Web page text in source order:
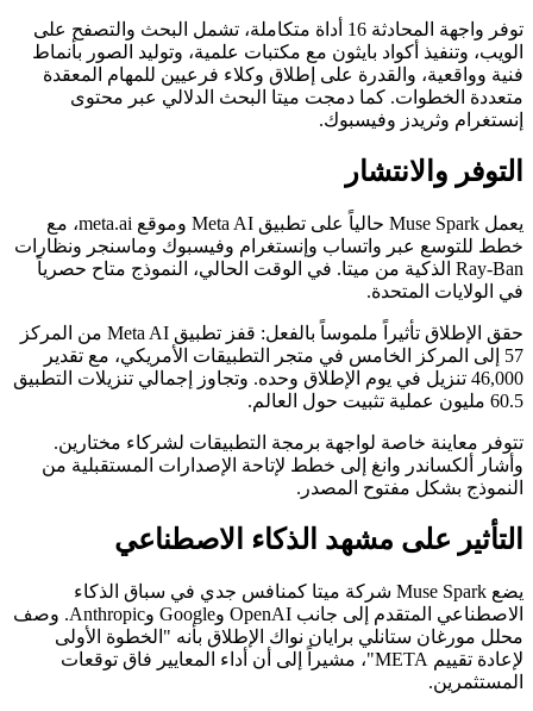
توفر واجهة المحادثة 16 أداة متكاملة، تشمل البحث والتصفح على
الويب، وتنفيذ أكواد بايثون مع مكتبات علمية، وتوليد الصور بأنماط
فنية وواقعية، والقدرة على إطلاق وكلاء فرعيين للمهام المعقدة
متعددة الخطوات. كما دمجت ميتا البحث الدلالي عبر محتوى
إنستغرام وثريدز وفيسبوك.
التوفر والانتشار
يعمل Muse Spark حالياً على تطبيق Meta AI وموقع meta.ai، مع
خطط للتوسع عبر واتساب وإنستغرام وفيسبوك وماسنجر ونظارات
Ray-Ban الذكية من ميتا. في الوقت الحالي، النموذج متاح حصرياً
في الولايات المتحدة.
حقق الإطلاق تأثيراً ملموساً بالفعل: قفز تطبيق Meta AI من المركز
57 إلى المركز الخامس في متجر التطبيقات الأمريكي، مع تقدير
46,000 تنزيل في يوم الإطلاق وحده. وتجاوز إجمالي تنزيلات التطبيق
60.5 مليون عملية تثبيت حول العالم.
تتوفر معاينة خاصة لواجهة برمجة التطبيقات لشركاء مختارين.
وأشار ألكساندر وانغ إلى خطط لإتاحة الإصدارات المستقبلية من
النموذج بشكل مفتوح المصدر.
التأثير على مشهد الذكاء الاصطناعي
يضع Muse Spark شركة ميتا كمنافس جدي في سباق الذكاء
الاصطناعي المتقدم إلى جانب OpenAI وGoogle وAnthropic. وصف
محلل مورغان ستانلي برايان نواك الإطلاق بأنه "الخطوة الأولى
لإعادة تقييم META"، مشيراً إلى أن أداء المعايير فاق توقعات
المستثمرين.